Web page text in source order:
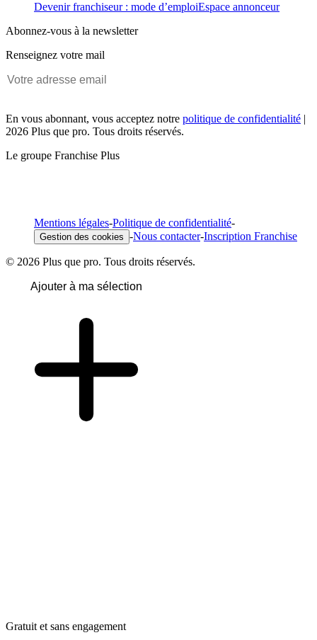
Devenir franchiseur : mode d’emploiEspace annonceur
Abonnez-vous à la newsletter
Renseignez votre mail
En vous abonnant, vous acceptez notre politique de confidentialité |
2026 Plus que pro. Tous droits réservés.
Le groupe Franchise Plus
Mentions légales-Politique de confidentialité-
Gestion des cookies -Nous contacter-Inscription Franchise
© 2026 Plus que pro. Tous droits réservés.
Ajouter à ma sélection
Gratuit et sans engagement